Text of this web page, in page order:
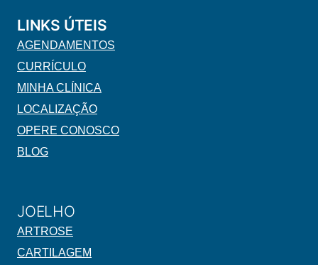
LINKS ÚTEIS
AGENDAMENTOS
CURRÍCULO
MINHA CLÍNICA
LOCALIZAÇÃO
OPERE CONOSCO
BLOG
JOELHO
ARTROSE
CARTILAGEM